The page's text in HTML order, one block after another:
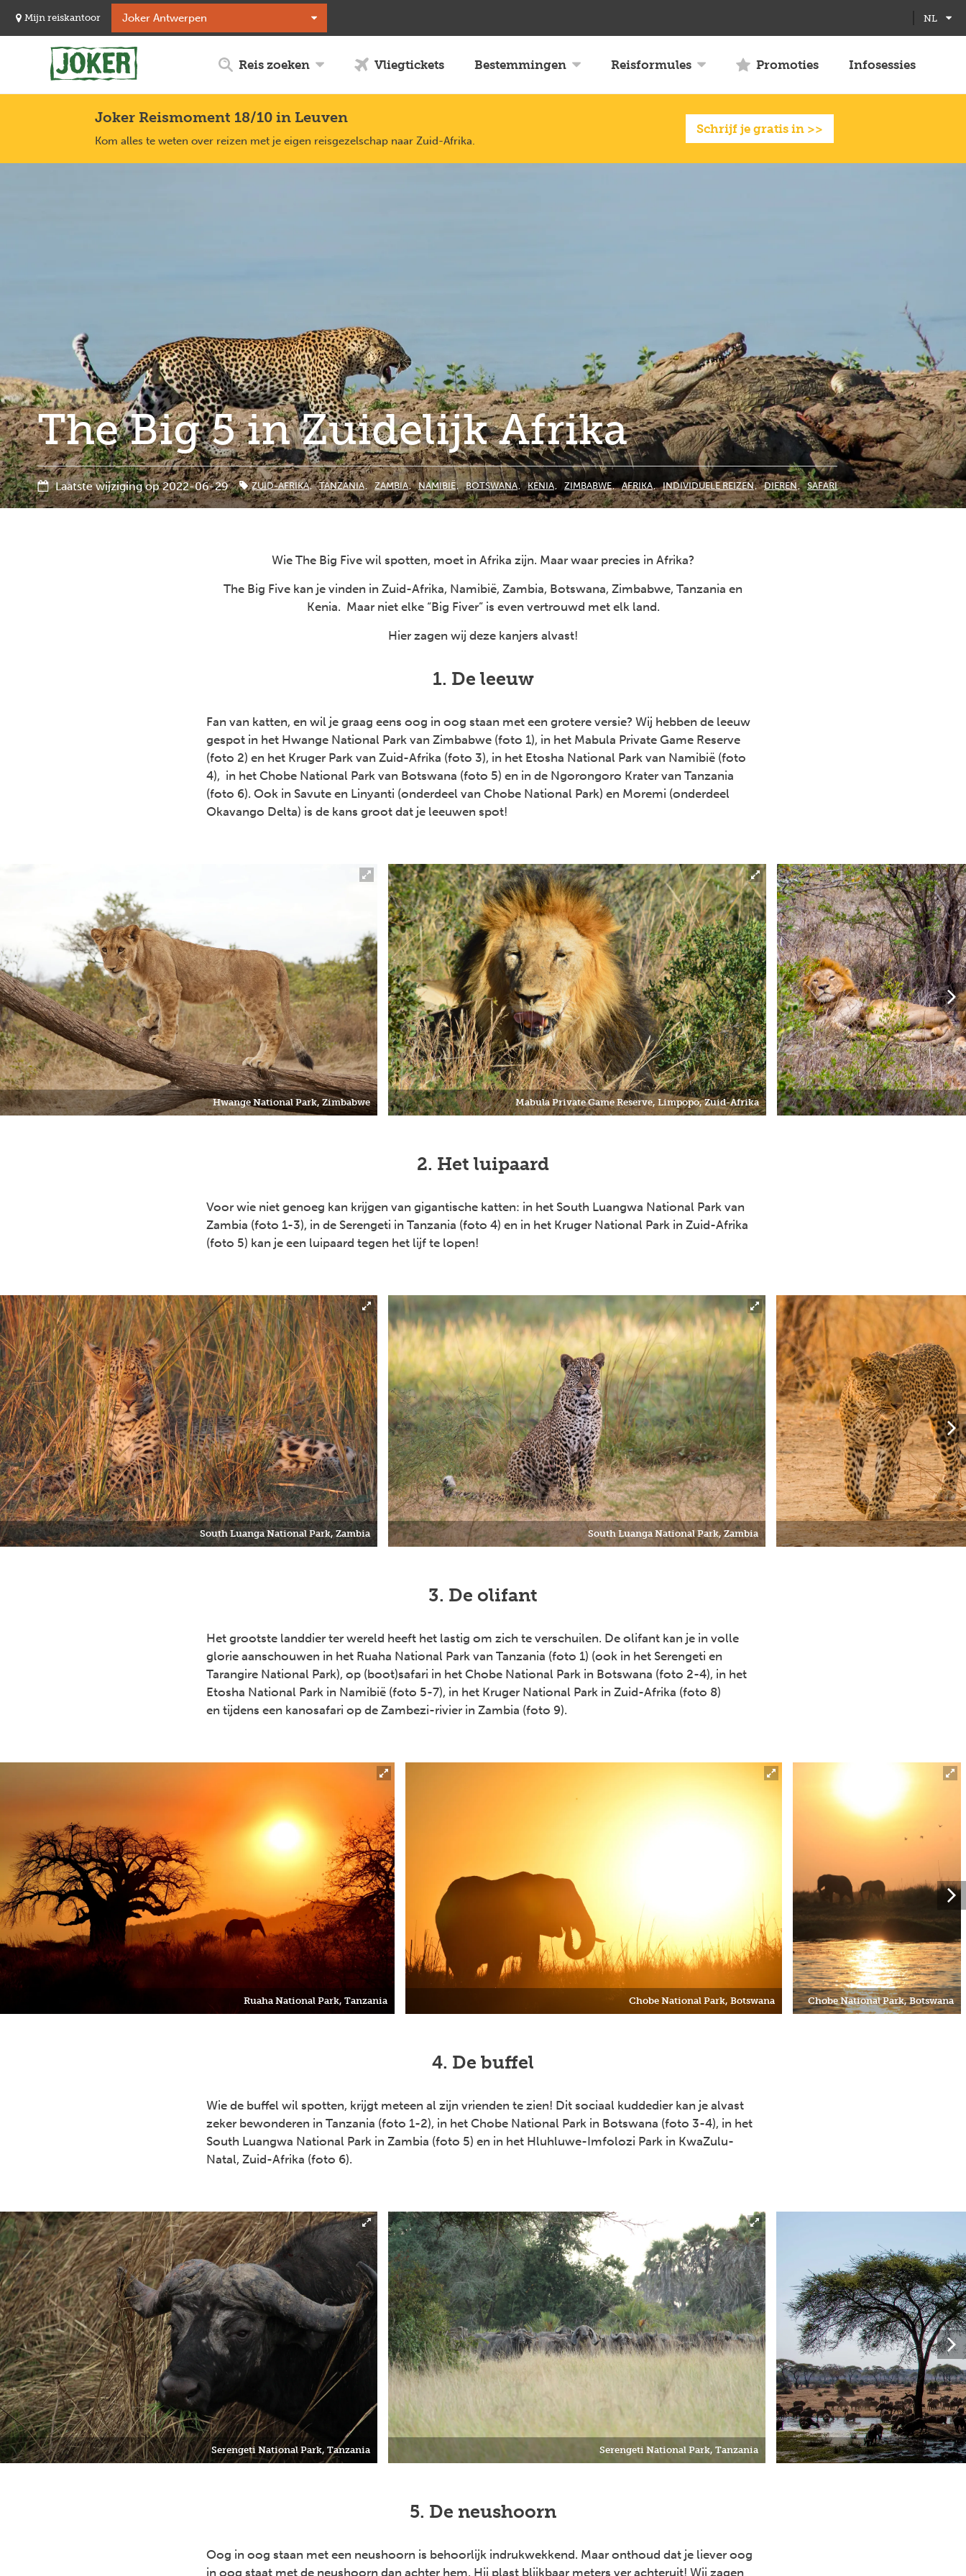
naar
Mijn reiskantoor NL
Reis zoeken Vliegtickets Bestemmingen Reisformules Promoties Infosessies
Joker Reismoment 18/10 in Leuven
Kom alles te weten over reizen met je eigen reisgezelschap naar Zuid-Afrika.
Schrijf je gratis in >>
The Big 5 in Zuidelijk Afrika
Laatste wijziging op 2022-06-29 ZUID-AFRIKA TANZANIA ZAMBIA NAMIBIË BOTSWANA KENIA ZIMBABWE AFRIKA INDIVIDUELE REIZEN DIEREN SAFARI
Wie The Big Five wil spotten, moet in Afrika zijn. Maar waar precies in Afrika?
The Big Five kan je vinden in Zuid-Afrika, Namibië, Zambia, Botswana, Zimbabwe, Tanzania en
Kenia. Maar niet elke “Big Fiver” is even vertrouwd met elk land.
Hier zagen wij deze kanjers alvast!
1. De leeuw
Fan van katten, en wil je graag eens oog in oog staan met een grotere versie? Wij hebben de leeuw
gespot in het Hwange National Park van Zimbabwe (foto 1), in het Mabula Private Game Reserve
(foto 2) en het Kruger Park van Zuid-Afrika (foto 3), in het Etosha National Park van Namibië (foto
4), in het Chobe National Park van Botswana (foto 5) en in de Ngorongoro Krater van Tanzania
(foto 6). Ook in Savute en Linyanti (onderdeel van Chobe National Park) en Moremi (onderdeel
Okavango Delta) is de kans groot dat je leeuwen spot!
Hwange National Park, Zimbabwe Mabula Private Game Reserve, Limpopo, Zuid-Afrika
2. Het luipaard
Voor wie niet genoeg kan krijgen van gigantische katten: in het South Luangwa National Park van
Zambia (foto 1-3), in de Serengeti in Tanzania (foto 4) en in het Kruger National Park in Zuid-Afrika
(foto 5) kan je een luipaard tegen het lijf te lopen!
South Luanga National Park, Zambia South Luanga National Park, Zambia
3. De olifant
Het grootste landdier ter wereld heeft het lastig om zich te verschuilen. De olifant kan je in volle
glorie aanschouwen in het Ruaha National Park van Tanzania (foto 1) (ook in het Serengeti en
Tarangire National Park), op (boot)safari in het Chobe National Park in Botswana (foto 2-4), in het
Etosha National Park in Namibië (foto 5-7), in het Kruger National Park in Zuid-Afrika (foto 8)
en tijdens een kanosafari op de Zambezi-rivier in Zambia (foto 9).
Ruaha National Park, Tanzania Chobe National Park, Botswana Chobe National Park, Botswana
4. De buffel
Wie de buffel wil spotten, krijgt meteen al zijn vrienden te zien! Dit sociaal kuddedier kan je alvast
zeker bewonderen in Tanzania (foto 1-2), in het Chobe National Park in Botswana (foto 3-4), in het
South Luangwa National Park in Zambia (foto 5) en in het Hluhluwe-Imfolozi Park in KwaZulu-
Natal, Zuid-Afrika (foto 6).
Serengeti National Park, Tanzania Serengeti National Park, Tanzania
5. De neushoorn
Oog in oog staan met een neushoorn is behoorlijk indrukwekkend. Maar onthoud dat je liever oog
in oog staat met de neushoorn dan achter hem. Hij plast blijkbaar meters ver achteruit! Wij zagen
screen